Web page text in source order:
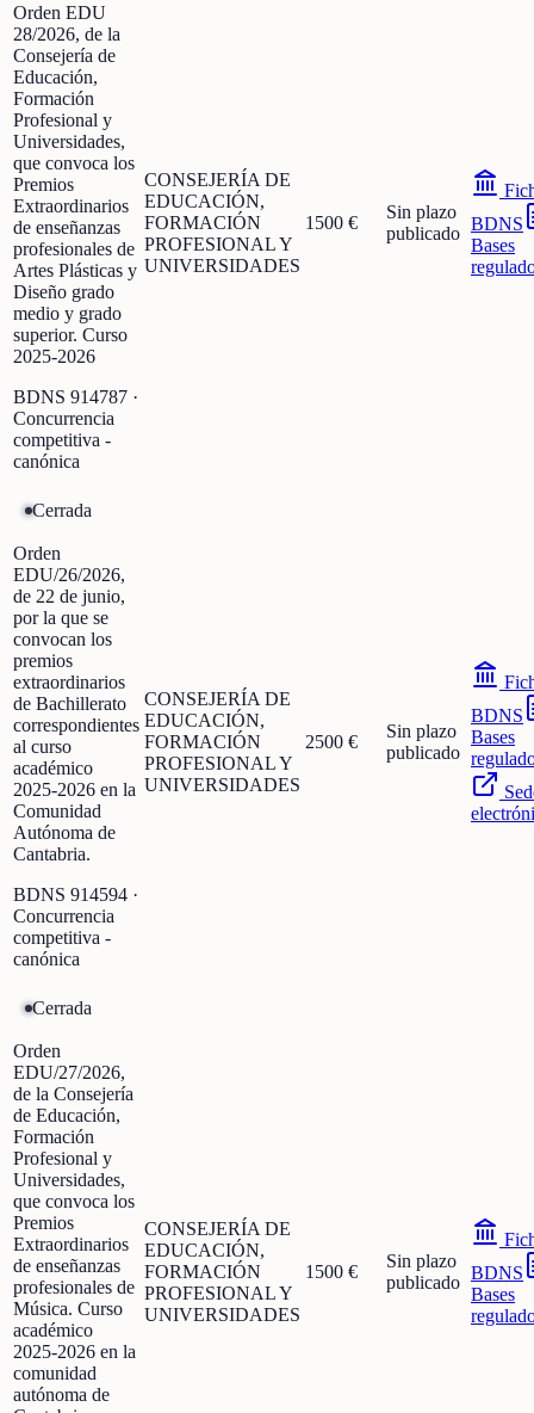
Orden EDU
28/2026, de la
Consejería de
Educación,
Formación
Profesional y
Universidades,
que convoca los
Premios
Extraordinarios
de enseñanzas
profesionales de
Artes Plásticas y
Diseño grado
medio y grado
superior. Curso
2025-2026
BDNS 914787 ·
Concurrencia
competitiva -
canónica
CONSEJERÍA DE
EDUCACIÓN,
FORMACIÓN
PROFESIONAL Y
UNIVERSIDADES
1500 €
Sin plazo
publicado BDNS
Bases
Cerrada
Orden
EDU/26/2026,
de 22 de junio,
por la que se
convocan los
premios
extraordinarios
de Bachillerato
correspondientes
al curso
académico
2025-2026 en la
Comunidad
Autónoma de
Cantabria.
BDNS 914594 ·
Concurrencia
competitiva -
canónica
CONSEJERÍA DE
EDUCACIÓN,
FORMACIÓN
PROFESIONAL Y
UNIVERSIDADES
2500 €
Sin plazo
publicado
BDNS
Bases
Cerrada
Orden
EDU/27/2026,
de la Consejería
de Educación,
Formación
Profesional y
Universidades,
que convoca los
Premios
Extraordinarios
de enseñanzas
profesionales de
Música. Curso
académico
2025-2026 en la
comunidad
autónoma de
CONSEJERÍA DE
EDUCACIÓN,
FORMACIÓN
PROFESIONAL Y
UNIVERSIDADES
1500 €
Sin plazo
publicado BDNS
Bases